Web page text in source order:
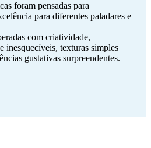
foram pensadas para
para diferentes paladares e
com criatividade,
inesquecíveis, texturas simples
gustativas surpreendentes.